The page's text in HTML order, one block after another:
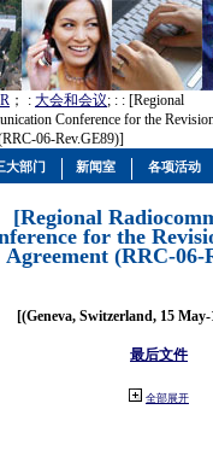
； : 大会和会议; : : [Regional
Conference for the
06-Rev.GE89)]
[Regional
for the
Agreement (RRC-06-
[(Geneva, Switzerland, 15
最后文件
全部展开
大部门 新闻室 各项活动